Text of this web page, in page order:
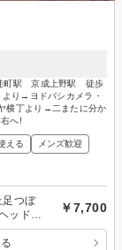
町駅 京成上野駅 徒歩
り→ヨドバシカメラ・
横丁より→二またに分か
右へ!
える メンズ歓迎
足つぼ
ッド
￥7,700